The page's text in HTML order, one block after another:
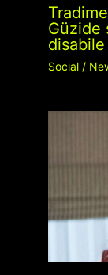
Güzide
Social/